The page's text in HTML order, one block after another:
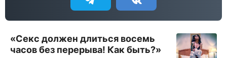
«Секс должен длиться восемь
часов без перерыва! Как быть?»